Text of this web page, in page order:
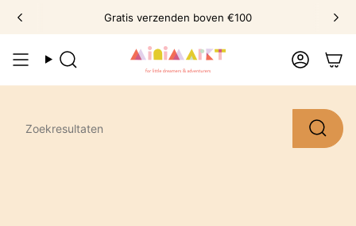
naar
Gratis verzenden boven €100
Zoek Account